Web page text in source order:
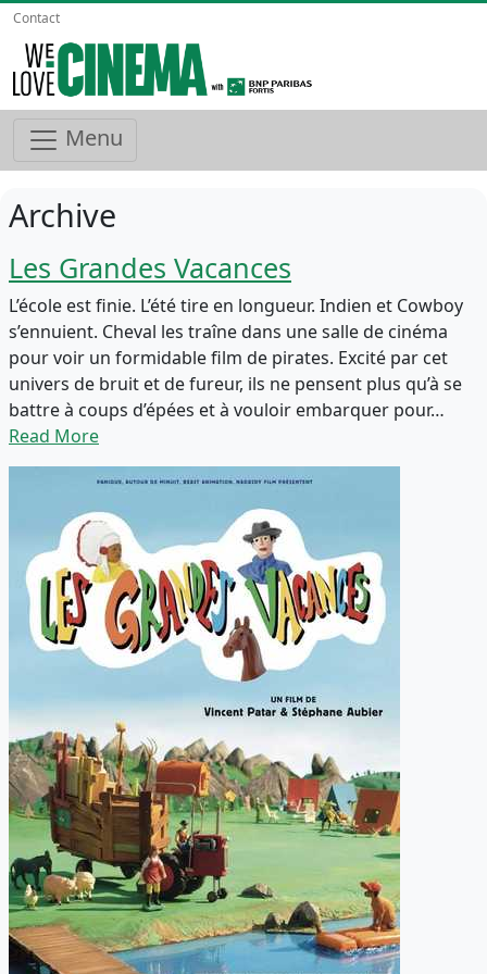
Contact
Menu
Archive
Les Grandes Vacances
L’école est finie. L’été tire en longueur. Indien et Cowboy
s’ennuient. Cheval les traîne dans une salle de cinéma
pour voir un formidable film de pirates. Excité par cet
univers de bruit et de fureur, ils ne pensent plus qu’à se
battre à coups d’épées et à vouloir embarquer pour…
Read More